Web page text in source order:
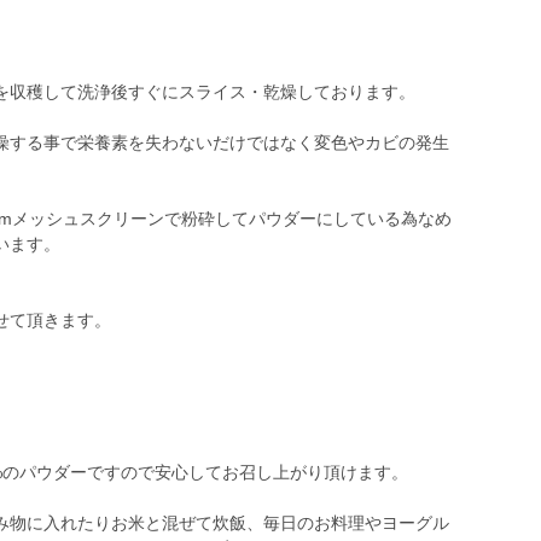
穫して洗浄後すぐにスライス・乾燥しております。
る事で栄養素を失わないだけではなく変色やカビの発生
メッシュスクリーンで粉砕してパウダーにしている為なめ
す。
頂きます。
パウダーですので安心してお召し上がり頂けます。
に入れたりお米と混ぜて炊飯、毎日のお料理やヨーグル